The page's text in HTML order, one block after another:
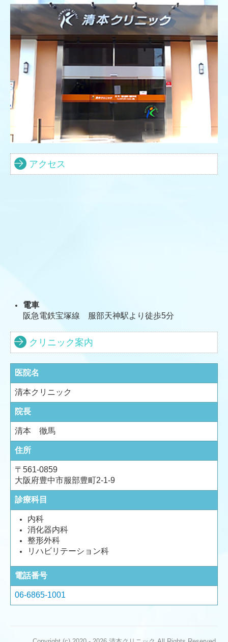
アクセス
電車
阪急電鉄宝塚線 服部天神駅より徒歩5分
クリニック案内
医院名
清本クリニック
院長
清本 徹馬
住所
〒561-0859
大阪府豊中市服部豊町2-1-9
診療科目
内科
消化器内科
整形外科
リハビリテーション科
電話番号
06-6865-1001